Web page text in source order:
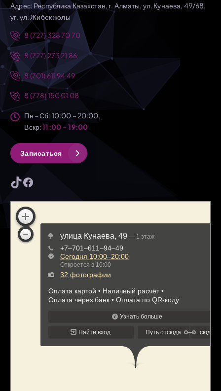
Адрес: Республика Казахстан, г. Алматы, ул. Кунаева, 49/68,
уг. ул. Жибек жолы
8 (727) 328 70 70
8 (727) 273 21 86
8 (701) 611 94 49
8 (778) 150 01 08
Пн – Сб: 10:00 – 20:00,
Вскр:11:00 - 19:00
Записаться
TikTok Facebook